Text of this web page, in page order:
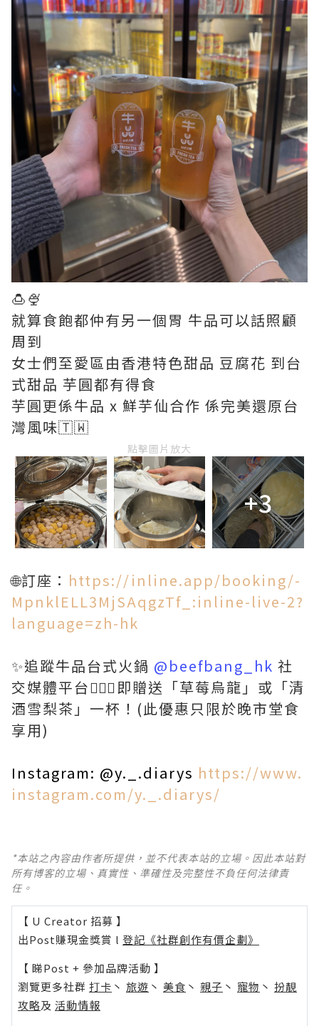
🍮🍨
就算食飽都仲有另一個胃 牛品可以話照顧
周到
女士們至愛區由香港特色甜品 豆腐花 到台
式甜品 芋圓都有得食
芋圓更係牛品 x 鮮芋仙合作 係完美還原台
灣風味🇹🇼
點擊圖片放大
+3
🌐訂座： https://inline.app/booking/-
MpnklELL3MjSAqgzTf_:inline-live-2?
language=zh-hk
✨追蹤牛品台式火鍋 @beefbang_hk 社
交媒體平台💁🏻‍♀️即贈送「草莓烏龍」或「清
酒雪梨茶」一杯！(此優惠只限於晚市堂食
享用)
Instagram: @y._.diarys https://www.
instagram.com/y._.diarys/
*本站之內容由作者所提供，並不代表本站的立場。因此本站對
所有博客的立場、真實性、準確性及完整性不負任何法律責
任。
【 U Creator 招募 】
出Post賺現金獎賞 l 登記《社群創作有價企劃》
【 睇Post + 參加品牌活動 】
瀏覽更多社群 打卡 丶 旅遊 丶 美食 丶 親子 丶 寵物 丶 扮靚
攻略及 活動情報